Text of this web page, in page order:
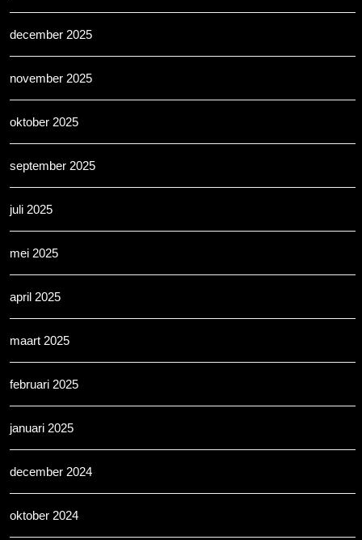
december 2025
november 2025
oktober 2025
september 2025
juli 2025
mei 2025
april 2025
maart 2025
februari 2025
januari 2025
december 2024
oktober 2024